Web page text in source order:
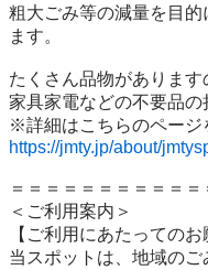
粗⼤ごみ等の減量を⽬
ます。
たくさん品物があります
家具家電などの不要品の
https://jmty.jp/about/
＝＝＝＝＝＝＝＝＝＝
＜ご利用案内＞
【ご利用にあたってのお
当スポットは、地域の